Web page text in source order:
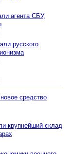
агента СБУ,
русского
средство
крупнейший склад